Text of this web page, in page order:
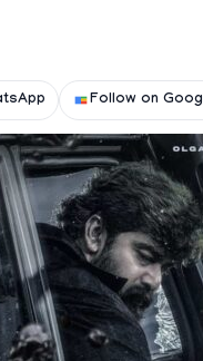
Follow on